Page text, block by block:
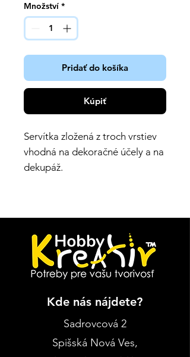
Množství *
Pridať do košíka
Kúpiť
Servítka zložená z troch vrstiev
vhodná na dekoračné účely a na
dekupáž.
Kde nás nájdete?
Sadrovcová 2
Spišská Nová Ves,